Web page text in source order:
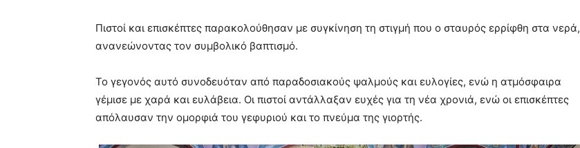
Πιστοί και επισκέπτες παρακολούθησαν με συγκίνηση τη στιγμή που ο σταυρός ερρίφθη στα νερά,
ανανεώνοντας τον συμβολικό βαπτισμό.
Το γεγονός αυτό συνοδευόταν από παραδοσιακούς ψαλμούς και ευλογίες, ενώ η ατμόσφαιρα
γέμισε με χαρά και ευλάβεια. Οι πιστοί αντάλλαξαν ευχές για τη νέα χρονιά, ενώ οι επισκέπτες
απόλαυσαν την ομορφιά του γεφυριού και το πνεύμα της γιορτής.